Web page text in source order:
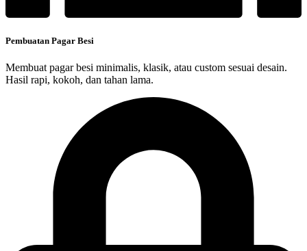
Pembuatan Pagar Besi
Membuat pagar besi minimalis, klasik, atau custom sesuai desain.
Hasil rapi, kokoh, dan tahan lama.